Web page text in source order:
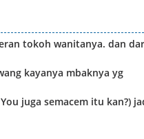
tokoh wanitanya. dan
kayanya mbaknya yg
juga semacem itu kan?)